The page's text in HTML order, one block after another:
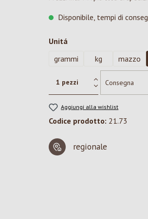
Disponibile, tempi di
Seleziona
Unitá
grammi
kg mazzo
Aggiungi alla wishlist
Codice prodotto: 21.73
regionale